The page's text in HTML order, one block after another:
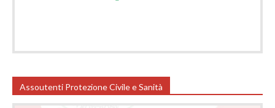
Assoutenti Protezione Civile e Sanità